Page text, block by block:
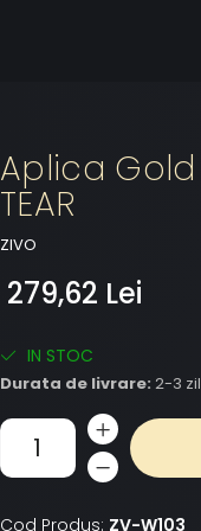
Aplica Gold
TEAR
ZIVO
279,62 Lei
IN STOC
Durata de livrare: 2-3
Cod Produs: ZV-W103